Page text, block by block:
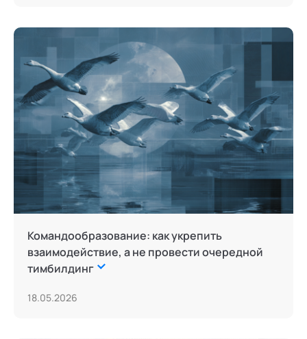
Командообразование: как укрепить
взаимодействие, а не провести очередной
тимбилдинг
18.05.2026